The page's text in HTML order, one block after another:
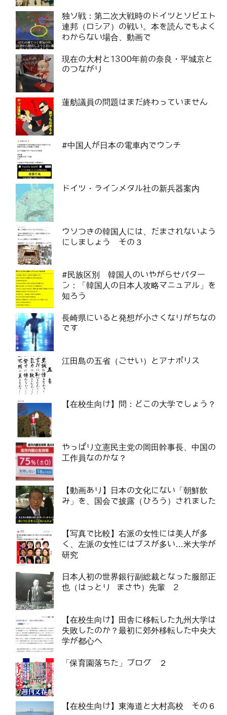
独ソ戦：第二次大戦時のドイツとソビエト
連邦（ロシア）の戦い。本を読んでもよく
わからない場合、動画で
現在の大村と1300年前の奈良・平城京と
のつながり
蓮舫議員の問題はまだ終わっていません
#中国人が日本の電車内でウンチ
ドイツ・ラインメタル社の新兵器案内
ウソつきの韓国人には、だまされないよう
にしましょう その３
#民族区別 韓国人のいやがらせパター
ン：「韓国人の日本人攻略マニュアル」を
知ろう
長崎県にいると発想が小さくなりがちなの
です
江田島の五省（ごせい）とアナポリス
【在校生向け】問：どこの大学でしょう？
やっぱり立憲民主党の岡田幹事長、中国の
工作員なのかな？
【動画あり】日本の文化にない「朝鮮飲
み」を、国会で披露（ひろう）されました
【写真で比較】右派の女性には美人が多
く、左派の女性にはブスが多い…米大学が
研究
日本人初の世界銀行副総裁となった服部正
也（はっとり まさや）先輩 2
【在校生向け】田舎に移転した九州大学は
失敗したのか？最初に郊外移転した中央大
学が都心へ
「保育園落ちた」ブログ ２
【在校生向け】東海道と大村高校 その６